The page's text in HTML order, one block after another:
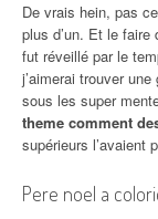
De vrais hein, pas
plus d’un. Et le
fut réveillé par le
j’aimerai trouver
sous les super
theme comment
supérieurs l’avaient
Pere noel a